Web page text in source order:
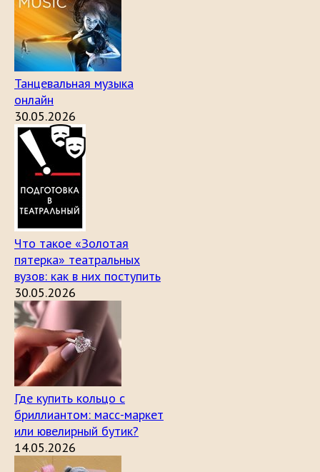
Танцевальная музыка
онлайн
30.05.2026
Что такое «Золотая
пятерка» театральных
вузов: как в них поступить
30.05.2026
Где купить кольцо с
бриллиантом: масс-маркет
или ювелирный бутик?
14.05.2026